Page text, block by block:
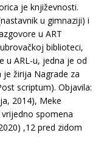
je književnosti.
u gimnaziji) i
u ART
biblioteci,
u ARL-u, jedna je od
žirija Nagrade za
scriptum). Objavila:
2014), Meke
spomena
,12 pred zidom